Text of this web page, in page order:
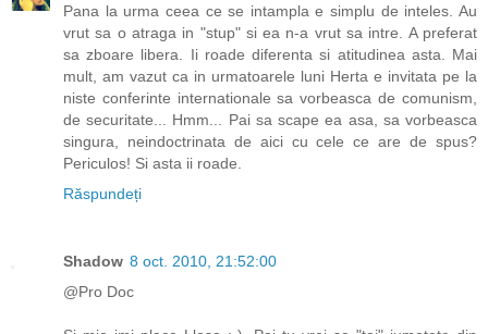
Pana la urma ceea ce se intampla e simplu de inteles. Au
vrut sa o atraga in "stup" si ea n-a vrut sa intre. A preferat
sa zboare libera. Ii roade diferenta si atitudinea asta. Mai
mult, am vazut ca in urmatoarele luni Herta e invitata pe la
niste conferinte internationale sa vorbeasca de comunism,
de securitate... Hmm... Pai sa scape ea asa, sa vorbeasca
singura, neindoctrinata de aici cu cele ce are de spus?
Periculos! Si asta ii roade.
Răspundeți
Shadow 8 oct. 2010, 21:52:00
@Pro Doc